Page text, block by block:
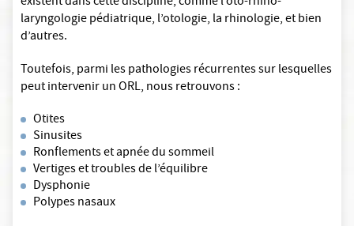
laryngologie pédiatrique, l’otologie, la rhinologie, et bien
d’autres.
Toutefois, parmi les pathologies récurrentes sur lesquelles
peut intervenir un ORL, nous retrouvons :
Otites
Sinusites
Ronflements et apnée du sommeil
Vertiges et troubles de l’équilibre
Dysphonie
Polypes nasaux